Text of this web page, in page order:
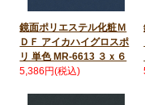
鏡面ポリエステル化粧Ｍ
ＤＦ アイカハイグロスポ
リ 単色 MR-6613 ３ｘ６
5,386円(税込)